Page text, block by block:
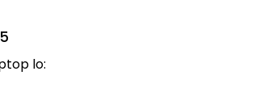
lo: